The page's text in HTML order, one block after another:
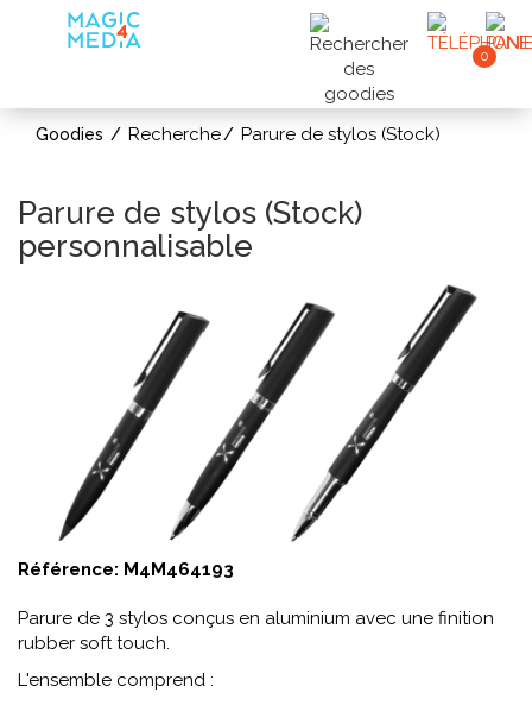
0
Goodies Recherche Parure de stylos (Stock)
Parure de stylos (Stock)
personnalisable
Référence: M4M464193
Parure de 3 stylos conçus en aluminium avec une finition
rubber soft touch.
L'ensemble comprend :